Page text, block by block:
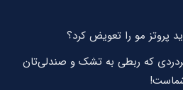
پروتز مو را تعویض کرد؟
که ربطی به تشک و صندلی‌تان
شماست!